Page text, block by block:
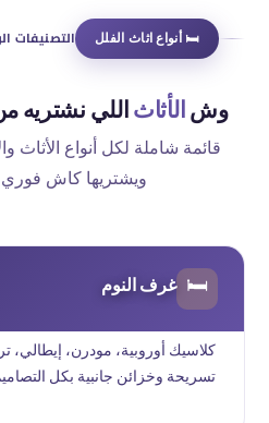
🛏 أنواع اثاث الفلل التصنيفات
وشالأثاثاللي نشتريه
قائمة شاملة لكل أنواع الأثاث
ويشتريها كاش
🛏 غرف النوم
كلاسيك أوروبية، مودرن،
تسريحة وخزائن جانبية بكل